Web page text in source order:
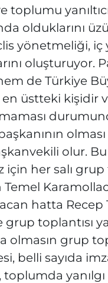
toplumu
olduklarını
yönetmeliği, iç
oluşturuyor.
de Türkiye
üstteki kişidir
olur.
her salı grup
hatta Recep
toplantısı
olmasın grup
belli sayıda